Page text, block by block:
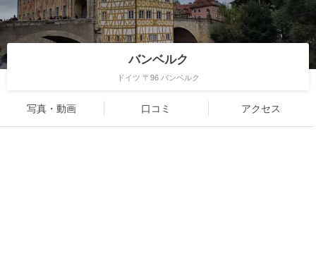
バンベルク
ドイツ 〒96 バンベルク
写真・動画 口コミ アクセス